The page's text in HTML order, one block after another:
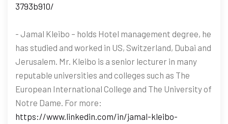
3793b910/
- Jamal Kleibo – holds Hotel management degree, he
has studied and worked in US, Switzerland, Dubai and
Jerusalem. Mr. Kleibo is a senior lecturer in many
reputable universities and colleges such as The
European International College and The University of
Notre Dame. For more:
https://www.linkedin.com/in/jamal-kleibo-